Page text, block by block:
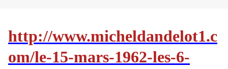
http://www.micheldandelot1.c
om/le-15-mars-1962-les-6-